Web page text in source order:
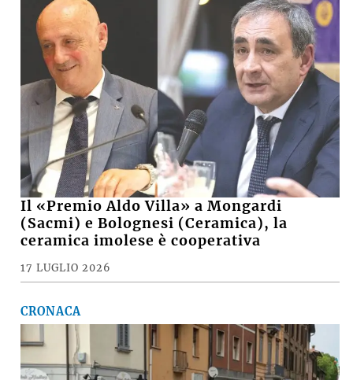
Il «Premio Aldo Villa» a Mongardi
(Sacmi) e Bolognesi (Ceramica), la
ceramica imolese è cooperativa
17 LUGLIO 2026
CRONACA